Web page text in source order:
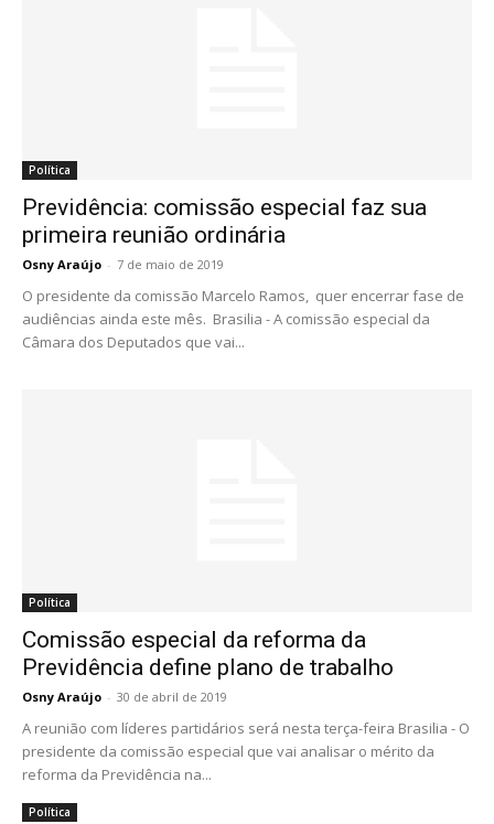
Política
Previdência: comissão especial faz sua
primeira reunião ordinária
Osny Araújo - 7 de maio de 2019
O presidente da comissão Marcelo Ramos, quer encerrar fase de
audiências ainda este mês. Brasilia - A comissão especial da
Câmara dos Deputados que vai...
Política
Comissão especial da reforma da
Previdência define plano de trabalho
Osny Araújo - 30 de abril de 2019
A reunião com líderes partidários será nesta terça-feira Brasilia - O
presidente da comissão especial que vai analisar o mérito da
reforma da Previdência na...
Política